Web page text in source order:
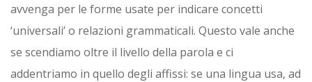
avvenga per le forme usate per indicare concetti
‘universali’ o relazioni grammaticali. Questo vale anche
se scendiamo oltre il livello della parola e ci
addentriamo in quello degli affissi: se una lingua usa, ad